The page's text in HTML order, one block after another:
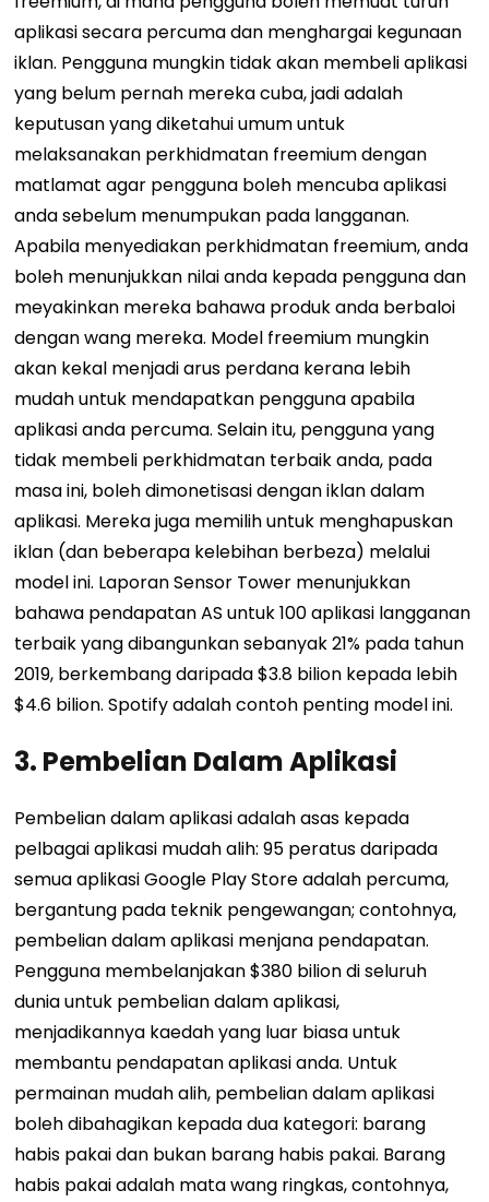
aplikasi secara percuma dan menghargai kegunaan
iklan. Pengguna mungkin tidak akan membeli aplikasi
yang belum pernah mereka cuba, jadi adalah
keputusan yang diketahui umum untuk
melaksanakan perkhidmatan freemium dengan
matlamat agar pengguna boleh mencuba aplikasi
anda sebelum menumpukan pada langganan.
Apabila menyediakan perkhidmatan freemium, anda
boleh menunjukkan nilai anda kepada pengguna dan
meyakinkan mereka bahawa produk anda berbaloi
dengan wang mereka. Model freemium mungkin
akan kekal menjadi arus perdana kerana lebih
mudah untuk mendapatkan pengguna apabila
aplikasi anda percuma. Selain itu, pengguna yang
tidak membeli perkhidmatan terbaik anda, pada
masa ini, boleh dimonetisasi dengan iklan dalam
aplikasi. Mereka juga memilih untuk menghapuskan
iklan (dan beberapa kelebihan berbeza) melalui
model ini. Laporan Sensor Tower menunjukkan
bahawa pendapatan AS untuk 100 aplikasi langganan
terbaik yang dibangunkan sebanyak 21% pada tahun
2019, berkembang daripada $3.8 bilion kepada lebih
$4.6 bilion. Spotify adalah contoh penting model ini.
3. Pembelian Dalam Aplikasi
Pembelian dalam aplikasi adalah asas kepada
pelbagai aplikasi mudah alih: 95 peratus daripada
semua aplikasi Google Play Store adalah percuma,
bergantung pada teknik pengewangan; contohnya,
pembelian dalam aplikasi menjana pendapatan.
Pengguna membelanjakan $380 bilion di seluruh
dunia untuk pembelian dalam aplikasi,
menjadikannya kaedah yang luar biasa untuk
membantu pendapatan aplikasi anda. Untuk
permainan mudah alih, pembelian dalam aplikasi
boleh dibahagikan kepada dua kategori: barang
habis pakai dan bukan barang habis pakai. Barang
habis pakai adalah mata wang ringkas, contohnya,